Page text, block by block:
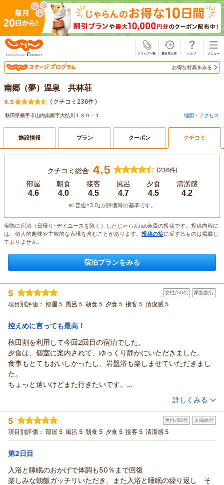
お得な特典をみる
南郷（夢）温泉 共林荘
4.5 ( クチコミ236件)
秋田県横手市山内南郷字大払川１３９－１ 地図・アクセス
施設情報 プラン クーポン クチコミ
クチコミ総合 4.5 (236件)
部屋
4.6
朝食
4.0
接客
4.5
風呂
4.7
夕食
4.5
清潔感
4.2
※｢普通=3.0｣が評価時の基準です。
実際に宿泊（日帰り･デイユースを除く）したじゃらんnet会員の投稿です。投稿内容に
は、個人的趣味や主観的な表現を含むことがあります。 投稿の掟に反するものは掲載し
ておりません。
宿泊プランをみる
5 女性/50代 家族旅行
項目別評価： 部屋 5 風呂 5 朝食 5 夕食 5 接客 5 清潔感 5
控えめに言っても最高！
秋田割を利用して今回2回目の宿泊でした。
夕食は、個室に案内されて、ゆっくり静かにいただきました。
食事もとてもおいしかったし、岩盤浴も楽しませていただきまし
た。
ちょっと遠いけどまた行きたいです。
（投稿日：2026/07/31）
宿泊時期： 2026年07月宿泊 (家族旅行)
投稿者： りょうちんさん
宿泊プラン： 【秋田得旅】【限定3組】吉次と純米酒で味わう贅沢夕食プラ
ン
ツイン 朝・夕 夕/個室利用
宿泊価格帯：
詳しくみる
5 男性/60代 夫婦旅行
項目別評価： 部屋 5 風呂 5 朝食 5 夕食 5 接客 5 清潔感 5
第2日目
入浴と睡眠のおかげで体調も50％まで回復
楽しみな朝飯ガッチリいただき、また入浴と睡眠の繰り返し そ